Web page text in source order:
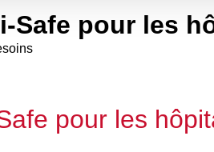
Safe pour les
pour les